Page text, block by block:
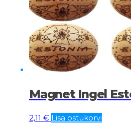
Magnet Ingel
2,11 € Lisa ostukorvi